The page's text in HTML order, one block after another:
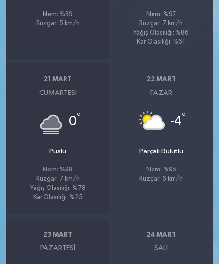
Nem: %89
Rüzgar: 5 km/h
Nem: %97
Rüzgar: 7 km/h
Yağış Olasılığı: %86
Kar Olasılığı: %61
21 MART
CUMARTESI
0°
Puslu
Nem: %98
Rüzgar: 7 km/h
Yağış Olasılığı: %78
Kar Olasılığı: %25
22 MART
PAZAR
-4°
Parçalı Bulutlu
Nem: %95
Rüzgar: 6 km/h
23 MART
PAZARTESI
24 MART
SALI